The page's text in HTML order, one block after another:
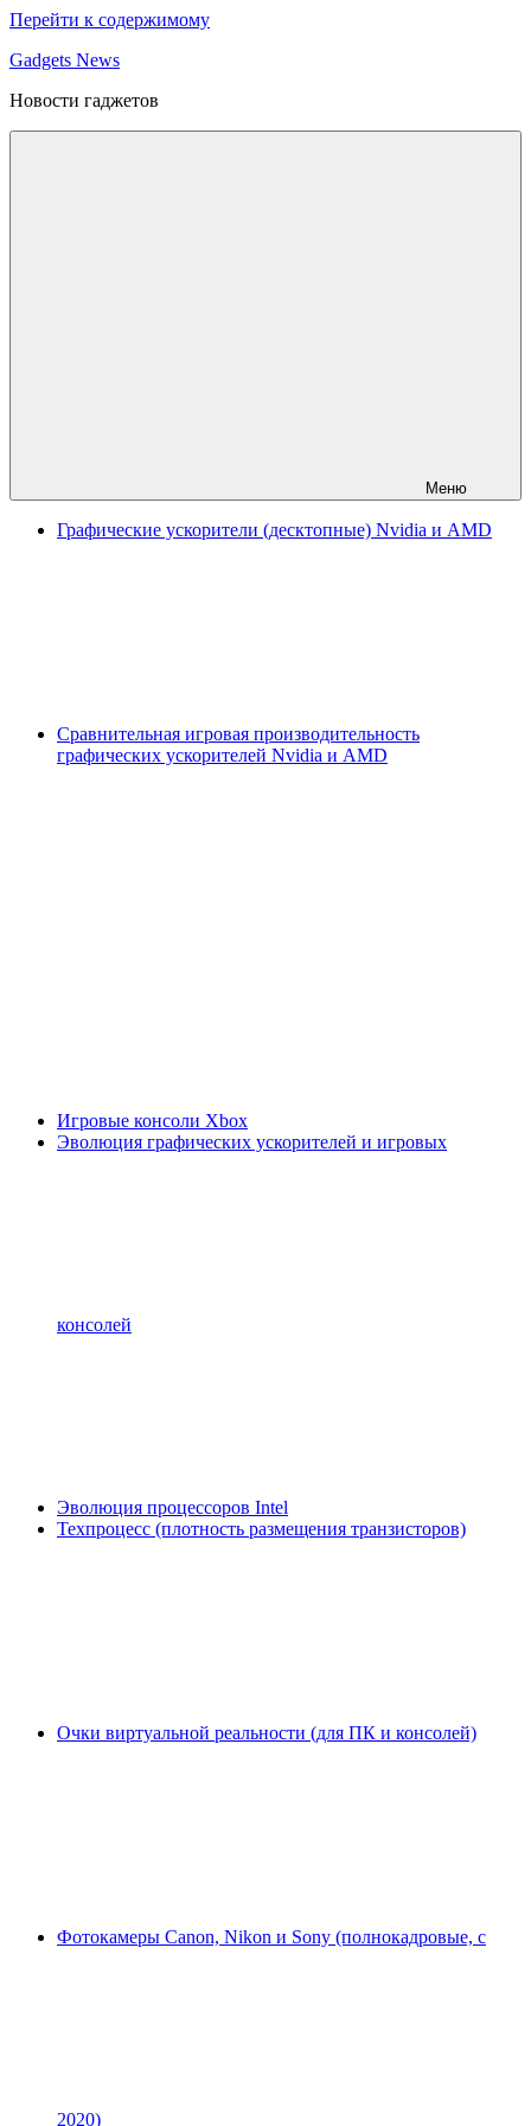
Перейти к содержимому
Gadgets News
Новости гаджетов
Меню
Графические ускорители (десктопные) Nvidia и AMD
Сравнительная игровая производительность
графических ускорителей Nvidia и AMD
Игровые консоли Xbox
Эволюция графических ускорителей и игровых
консолей
Эволюция процессоров Intel
Техпроцесс (плотность размещения транзисторов)
Очки виртуальной реальности (для ПК и консолей)
Фотокамеры Canon, Nikon и Sony (полнокадровые, с
2020)